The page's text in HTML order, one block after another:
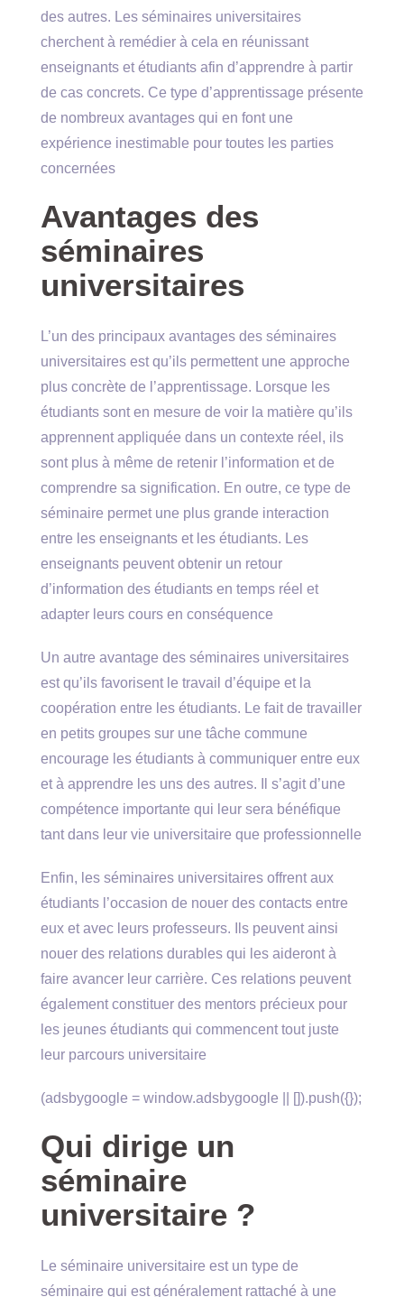
des autres. Les séminaires universitaires
cherchent à remédier à cela en réunissant
enseignants et étudiants afin d’apprendre à partir
de cas concrets. Ce type d’apprentissage présente
de nombreux avantages qui en font une
expérience inestimable pour toutes les parties
concernées
Avantages des
séminaires
universitaires
L’un des principaux avantages des séminaires
universitaires est qu’ils permettent une approche
plus concrète de l’apprentissage. Lorsque les
étudiants sont en mesure de voir la matière qu’ils
apprennent appliquée dans un contexte réel, ils
sont plus à même de retenir l’information et de
comprendre sa signification. En outre, ce type de
séminaire permet une plus grande interaction
entre les enseignants et les étudiants. Les
enseignants peuvent obtenir un retour
d’information des étudiants en temps réel et
adapter leurs cours en conséquence
Un autre avantage des séminaires universitaires
est qu’ils favorisent le travail d’équipe et la
coopération entre les étudiants. Le fait de travailler
en petits groupes sur une tâche commune
encourage les étudiants à communiquer entre eux
et à apprendre les uns des autres. Il s’agit d’une
compétence importante qui leur sera bénéfique
tant dans leur vie universitaire que professionnelle
Enfin, les séminaires universitaires offrent aux
étudiants l’occasion de nouer des contacts entre
eux et avec leurs professeurs. Ils peuvent ainsi
nouer des relations durables qui les aideront à
faire avancer leur carrière. Ces relations peuvent
également constituer des mentors précieux pour
les jeunes étudiants qui commencent tout juste
leur parcours universitaire
(adsbygoogle = window.adsbygoogle || []).push({});
Qui dirige un
séminaire
universitaire ?
Le séminaire universitaire est un type de
séminaire qui est généralement rattaché à une